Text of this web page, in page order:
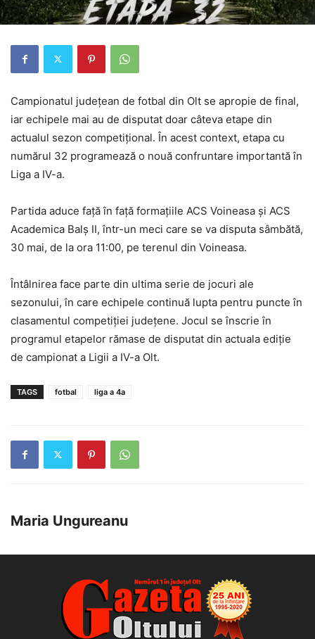
Campionatul județean de fotbal din Olt se apropie de final,
iar echipele mai au de disputat doar câteva etape din
actualul sezon competițional. În acest context, etapa cu
numărul 32 programează o nouă confruntare importantă în
Liga a IV-a.
Partida aduce față în față formațiile ACS Voineasa și ACS
Academica Balș II, într-un meci care se va disputa sâmbătă,
30 mai, de la ora 11:00, pe terenul din Voineasa.
Întâlnirea face parte din ultima serie de jocuri ale
sezonului, în care echipele continuă lupta pentru puncte în
clasamentul competiției județene. Jocul se înscrie în
programul etapelor rămase de disputat din actuala ediție
de campionat a Ligii a IV-a Olt.
TAGS fotbal liga a 4a
Maria Ungureanu